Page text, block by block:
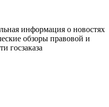
информация о новостях
обзоры правовой и
госзаказа